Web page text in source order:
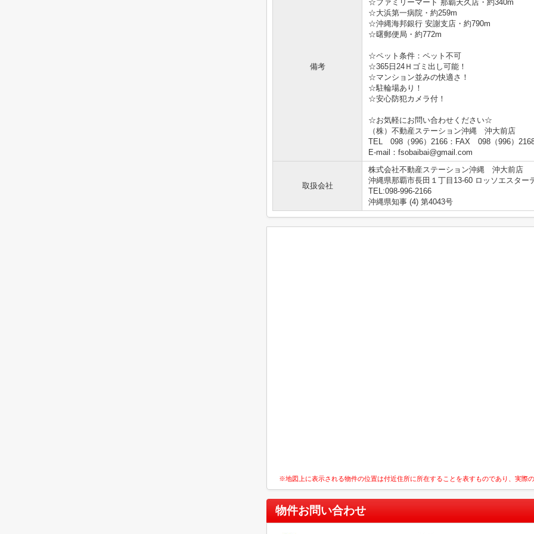
備考
☆ファミリーマート 那覇天久店・約340m
☆大浜第一病院・約259m
☆沖縄海邦銀行 安謝支店・約790m
☆曙郵便局・約772m
☆ペット条件：ペット不可
☆365日24Ｈゴミ出し可能！
☆マンション並みの快適さ！
☆駐輪場あり！
☆安心防犯カメラ付！
☆お気軽にお問い合わせください☆
（株）不動産ステーション沖縄 沖大前店
TEL 098（996）2166：FAX 098（996）
E-mail：fsobaibai@gmail.com
取扱会社
株式会社不動産ステーション沖縄 沖大前店
沖縄県那覇市長田１丁目13-60 ロッソエスター
TEL:098-996-2166
沖縄県知事 (4) 第4043号
※地図上に表示される物件の位置は付近住所に所在することを表すものであり、実際
物件お問い合わせ